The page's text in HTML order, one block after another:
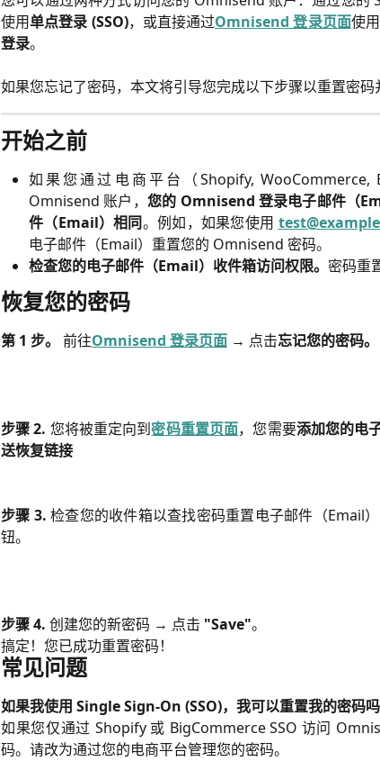
使用单点登录 (SSO)，或直接通过Omnisend 登录页面使
登录。
如果您忘记了密码，本文将引导您完成以下步骤以重置密码
开始之前
如果您通过电商平台（Shopify, WooCommerce,
Omnisend 账户， 您的 Omnisend 登录电子邮件（
件（Email）相同。例如，如果您使用
电子邮件（Email）重置您的 Omnisend 密码。
检查您的电子邮件（Email）收件箱访问权限。 密码重
恢复您的密码
第 1 步。 前往Omnisend 登录页面 → 点击忘记您的密码。
步骤 2. 您将被重定向到密码重置页面，您需要添加您的电
送恢复链接
步骤 3. 检查您的收件箱以查找密码重置电子邮件（Email
钮。
步骤 4. 创建您的新密码 → 点击 "Save"。
搞定！您已成功重置密码！
常见问题
如果我使用 Single Sign-On (SSO)，我可以重置我的密码吗
如果您仅通过 Shopify 或 BigCommerce SSO 访问
码。请改为通过您的电商平台管理您的密码。